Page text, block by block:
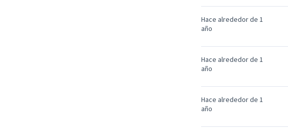
Hace alrededor de 1
año
Hace alrededor de 1
año
Hace alrededor de 1
año